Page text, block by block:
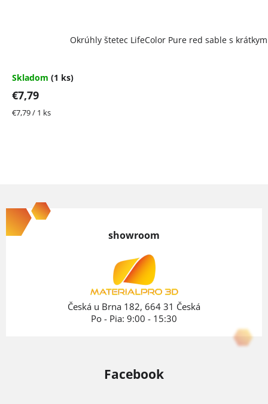
Okrúhly štetec LifeColor Pure red sable s
Skladom (1 ks)
€7,79
Jednotková
€7,79 / 1 ks
á
p
showroom
Česká u Brna 182, 664 31 Česká
Po - Pia: 9:00 - 15:30
Facebook